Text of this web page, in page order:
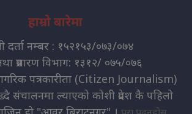
हाम्रो बारेमा
दर्ता नम्बर : १५२१५३/०७३/०७४
प्रसारण विभाग: १३१२/ ०७५/०७६
पत्रकारीता (Citizen Journalism)
संचालनमा ल्याएको कोशी प्रदेश कै पहिलो